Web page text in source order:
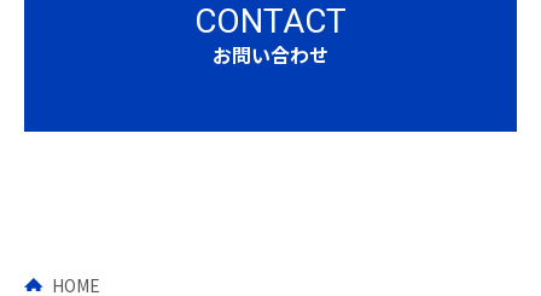
CONTACT
お問い合わせ
HOME